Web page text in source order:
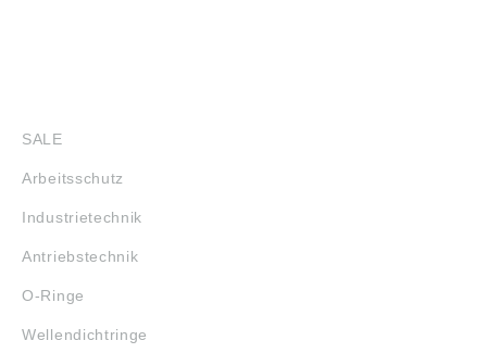
SALE
Arbeitsschutz
Industrietechnik
Antriebstechnik
O-Ringe
Wellendichtringe